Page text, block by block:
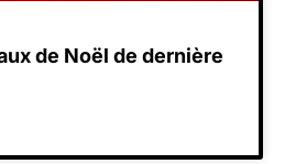
de Noël de dernière